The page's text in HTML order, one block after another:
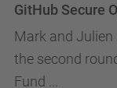
GitHub Secure
Mark and Julien
the second
Fund